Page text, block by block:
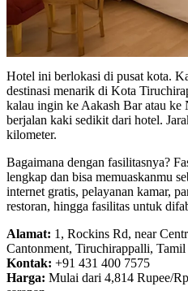
Hotel ini berlokasi di pusat kota.
destinasi menarik di Kota
kalau ingin ke Aakash Bar atau ke
berjalan kaki sedikit dari hotel.
kilometer.
Bagaimana dengan fasilitasnya?
lengkap dan bisa memuaskanmu
internet gratis, pelayanan kamar,
restoran, hingga fasilitas untuk
Alamat: 1, Rockins Rd, near
Cantonment, Tiruchirappalli,
Kontak: +91 431 400 7575
Harga: Mulai dari 4,814 Rupee/